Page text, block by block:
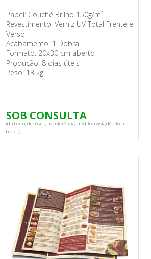
Papel: Couché Brilho 150g/m²
Revestimento: Verniz UV Total Frente e
Verso
Acabamento: 1 Dobra
Formato: 20x30 cm aberto
Produção: 8 dias úteis
Peso: 13 kg
SOB CONSULTA
(dinheiro, depósito, transferência, crédito à vista,débito ou
boleto).